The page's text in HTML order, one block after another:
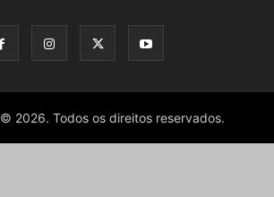
© 2026. Todos os direitos reservados.